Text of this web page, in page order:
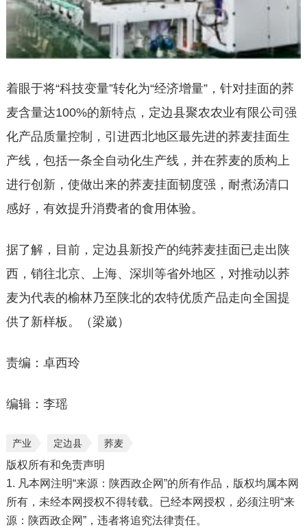
着眼于将“科技变量”转化为“经济增量”，针对挂面的荞
麦含量达100%的新特点，定边县聚农农业有限公司强
化产品质量控制，引进西北地区最先进的荞麦挂面生
产线，包括一条全自动化生产线，并在荞麦的质构上
进行创新，使做出来的荞麦挂面韧度强，耐煮汤清口
感好，有效提升消费者的食用体验。
据了解，目前，定边县新投产的纯荞麦挂面已走出陕
西，销往北京、上海、深圳等省外地区，对推动以荞
麦为代表的榆林乃至陕北的农特优质产品走向全国提
供了新样板。（梁崴）
责编：卓西玲
编辑：李瑶
产业 定边县 荞麦
版权所有和免责声明
1. 凡本网注明“来源：陕西政企网”的所有作品，版权均属本网
所有，未经本网授权不得转载。已经本网授权，必须注明“来
源：陕西政企网”，违者将追究法律责任。